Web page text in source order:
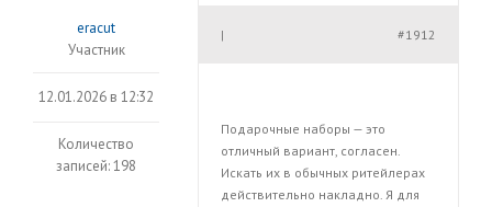
eracut
Участник
12.01.2026 в 12:32
Количество
записей: 198
#1912
|
Подарочные наборы — это
отличный вариант, согласен.
Искать их в обычных ритейлерах
действительно накладно. Я для